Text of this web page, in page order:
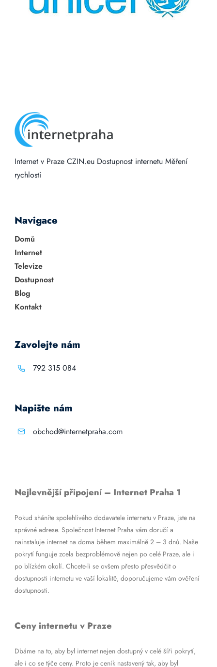
Internet v Praze CZIN.eu Dostupnost internetu Měření
rychlosti
Navigace
Domů
Internet
Televize
Dostupnost
Blog
Kontakt
Zavolejte nám
792 315 084
Napište nám
obchod@internetpraha.com
Nejlevnější připojení – Internet Praha 1
Pokud sháníte spolehlivého dodavatele internetu v Praze, jste na
správné adrese. Společnost Internet Praha vám doručí a
nainstaluje internet na doma během maximálně 2 – 3 dnů. Naše
pokrytí funguje zcela bezproblémově nejen po celé Praze, ale i
po blízkém okolí. Chcete-li se ovšem přesto přesvědčit o
dostupnosti internetu ve vaší lokalitě, doporučujeme vám ověření
dostupnosti.
Ceny internetu v Praze
Dbáme na to, aby byl internet nejen dostupný v celé šíři pokrytí,
ale i co se týče ceny. Proto je ceník nastavený tak, aby byl